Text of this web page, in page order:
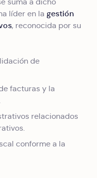
líder en la gestión
, reconocida por su
de
facturas y la
relacionados
conforme a la